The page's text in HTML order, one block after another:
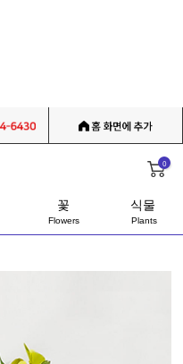
0
꽃
Flowers
식물
Plants